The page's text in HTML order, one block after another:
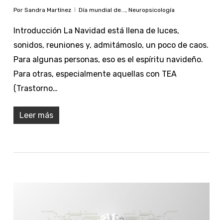
Por Sandra Martínez Día mundial de..., Neuropsicología
Introducción La Navidad está llena de luces,
sonidos, reuniones y, admitámoslo, un poco de caos.
Para algunas personas, eso es el espíritu navideño.
Para otras, especialmente aquellas con TEA
(Trastorno…
Leer más